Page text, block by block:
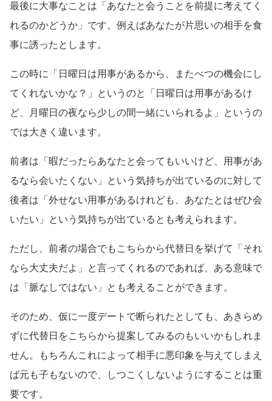
最後に大事なことは「あなたと会うことを前提に考えてく
れるのかどうか」です。例えばあなたが片思いの相手を食
事に誘ったとします。
この時に「日曜日は用事があるから、またべつの機会にし
てくれないかな？」というのと「日曜日は用事があるけ
ど、月曜日の夜なら少しの間一緒にいられるよ」というの
では大きく違います。
前者は「暇だったらあなたと会ってもいいけど、用事があ
るなら会いたくない」という気持ちが出ているのに対して
後者は「外せない用事があるけれども、あなたとはぜひ会
いたい」という気持ちが出ているとも考えられます。
ただし、前者の場合でもこちらから代替日を挙げて「それ
なら大丈夫だよ」と言ってくれるのであれば、ある意味で
は「脈なしではない」とも考えることができます。
そのため、仮に一度デートで断られたとしても、あきらめ
ずに代替日をこちらから提案してみるのもいいかもしれま
せん。もちろんこれによって相手に悪印象を与えてしまえ
ば元も子もないので、しつこくしないようにすることは重
要です。